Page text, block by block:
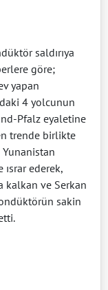
saldırıya
göre;
yapan
4 yolcunun
Pfalz eyaletine
trende birlikte
ederek,
kalkan ve Serkan
sakin